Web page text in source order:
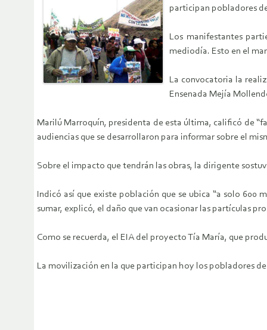
participan pobladores
Los manifestantes
mediodía. Esto en el
La convocatoria la
Ensenada Mejía
Marilú Marroquín, presidenta de esta última, calificó de
audiencias que se desarrollaron para informar sobre el
Sobre el impacto que tendrán las obras, la dirigente
Indicó así que existe población que se ubica “a solo
sumar, explicó, el daño que van ocasionar las partículas
Como se recuerda, el EIA del proyecto Tía María, que
La movilización en la que participan hoy los pobladores